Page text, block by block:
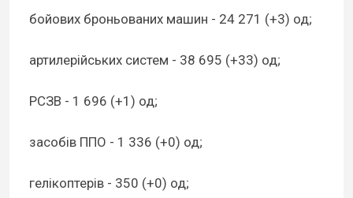
бойових броньованих машин - 24 271 (+3) од;
артилерійських систем - 38 695 (+33) од;
РСЗВ - 1 696 (+1) од;
засобів ППО - 1 336 (+0) од;
гелікоптерів - 350 (+0) од;